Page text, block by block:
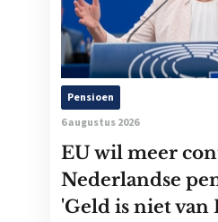
Pensioen
6 augustus 2026
EU wil meer
Nederlandse
'Geld is niet van